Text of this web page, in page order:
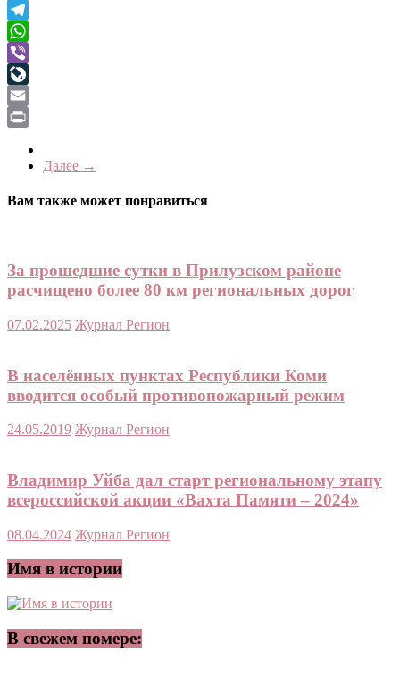
Twitter
Telegram
WhatsApp
Viber
LiveJournal
Email
Далее →
Вам также может понравиться
За прошедшие сутки в Прилузском районе
расчищено более 80 км региональных дорог
07.02.2025 Журнал Регион
В населённых пунктах Республики Коми
вводится особый противопожарный режим
24.05.2019 Журнал Регион
Владимир Уйба дал старт региональному этапу
всероссийской акции «Вахта Памяти – 2024»
08.04.2024 Журнал Регион
Имя в истории
В свежем номере: